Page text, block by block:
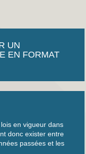
UN
EN FORMAT
en vigueur dans
donc exister entre
passées et les